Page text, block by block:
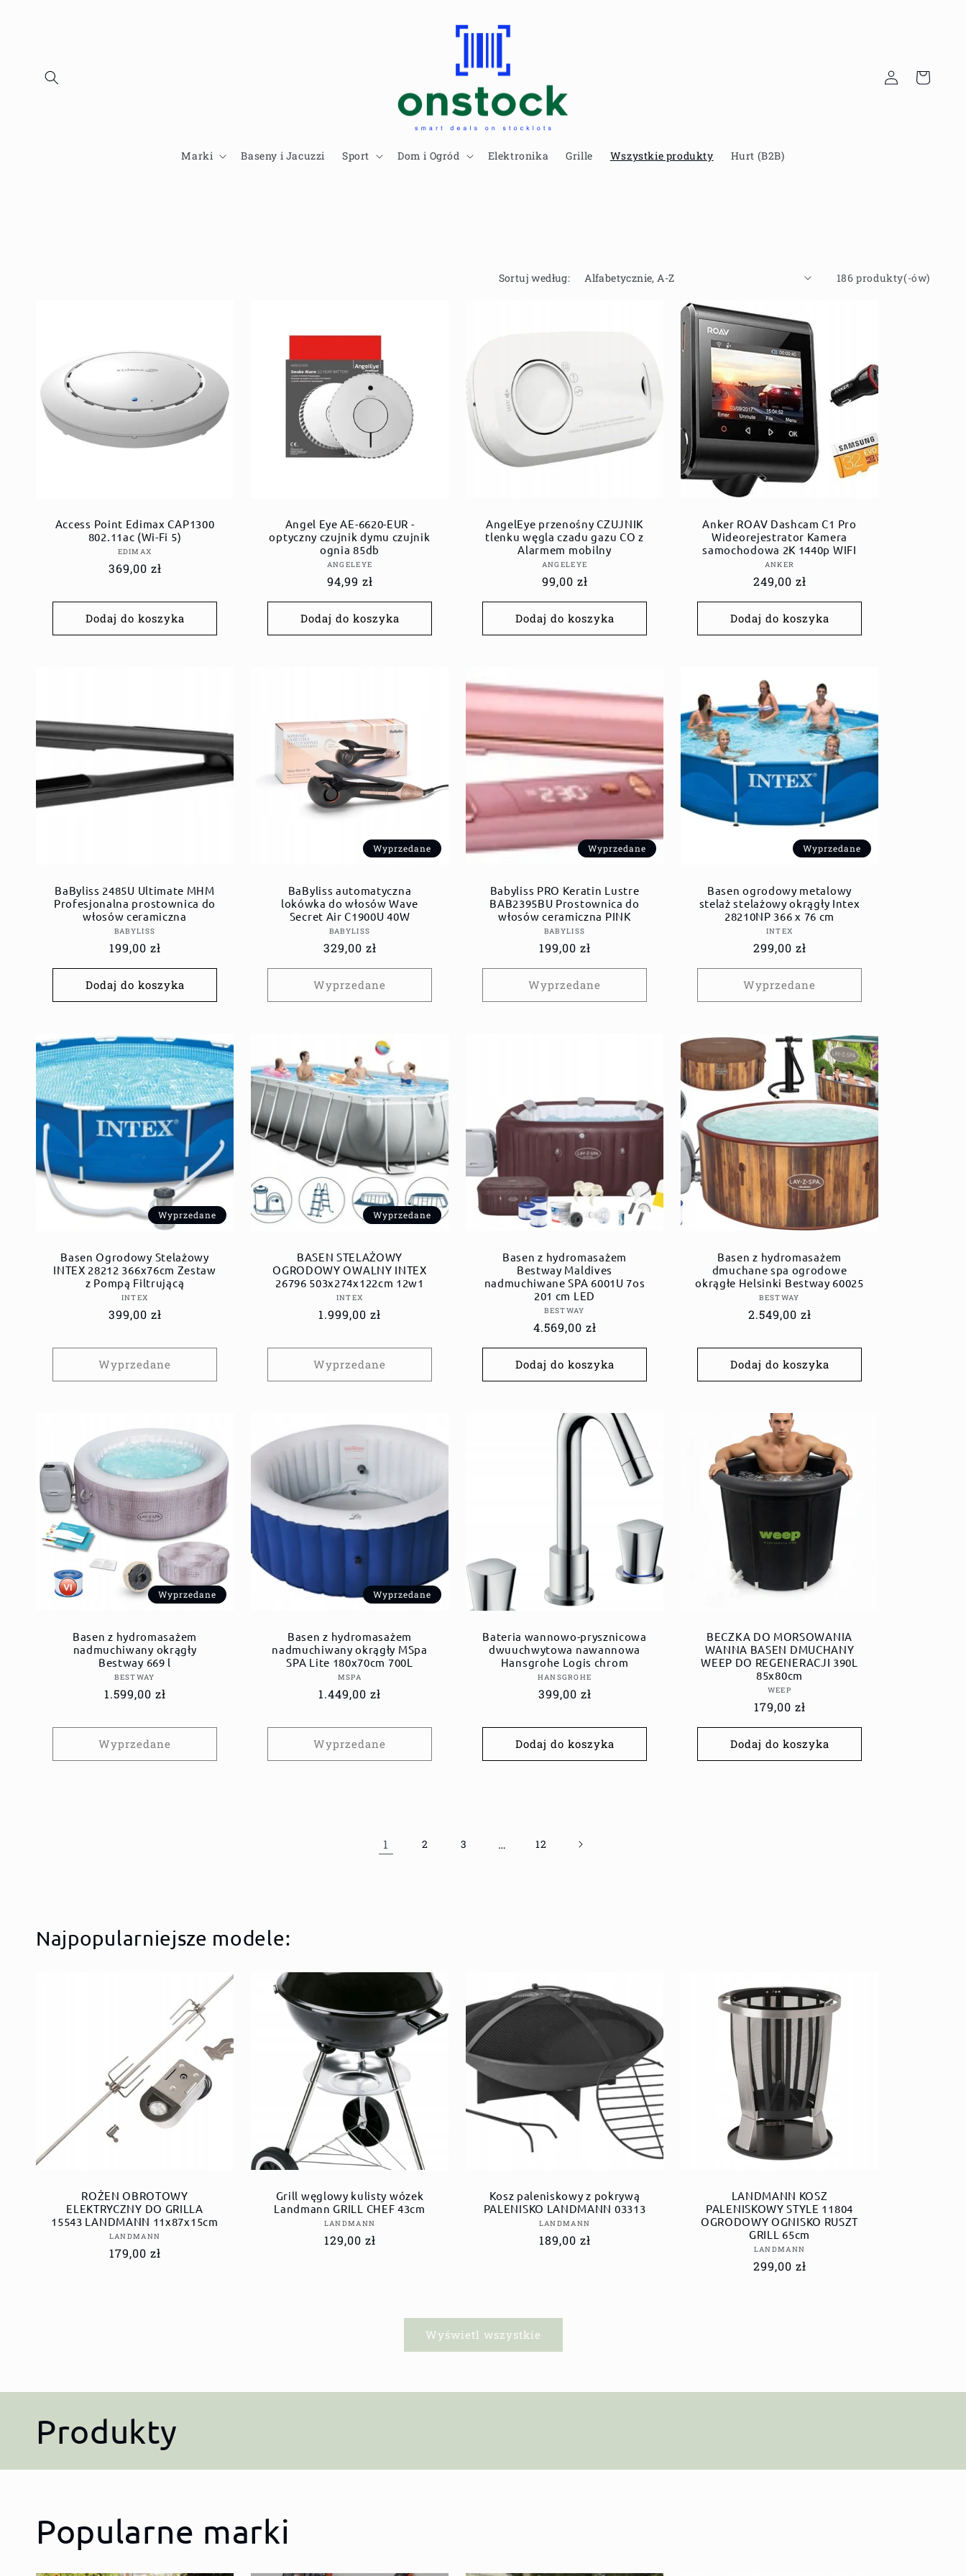
Marki Baseny i Jacuzzi Sport Dom i Ogród Elektronika Grille Wszystkie produkty Hurt (B2B)
Zaloguj
się
Koszyk
Sortuj według: 186 produkty(-ów)
Access Point Edimax CAP1300
802.11ac (Wi-Fi 5)
Dostawca:
EDIMAX
Cena
369,00 zł
Dodaj do koszyka
Angel Eye AE-6620-EUR -
optyczny czujnik dymu czujnik
ognia 85db
Dostawca:
ANGELEYE
Cena
94,99 zł
Dodaj do koszyka
AngelEye przenośny CZUJNIK
tlenku węgla czadu gazu CO z
Alarmem mobilny
Dostawca:
ANGELEYE
Cena
99,00 zł
Dodaj do koszyka
Anker ROAV Dashcam C1 Pro
Wideorejestrator Kamera
samochodowa 2K 1440p WIFI
Dostawca:
ANKER
Cena
249,00 zł
Dodaj do koszyka
BaByliss 2485U Ultimate MHM
Profesjonalna prostownica do
włosów ceramiczna
Dostawca:
BABYLISS
Cena
199,00 zł
Dodaj do koszyka
Wyprzedane
BaByliss automatyczna
lokówka do włosów Wave
Secret Air C1900U 40W
Dostawca:
BABYLISS
Cena
329,00 zł
Wyprzedane
Wyprzedane
Babyliss PRO Keratin Lustre
BAB2395BU Prostownica do
włosów ceramiczna PINK
Dostawca:
BABYLISS
Cena
199,00 zł
Wyprzedane
Wyprzedane
Basen ogrodowy metalowy
stelaż stelażowy okrągły Intex
28210NP 366 x 76 cm
Dostawca:
INTEX
Cena
299,00 zł
Wyprzedane
Wyprzedane
Basen Ogrodowy Stelażowy
INTEX 28212 366x76cm Zestaw
z Pompą Filtrującą
Dostawca:
INTEX
Cena
399,00 zł
Wyprzedane
Wyprzedane
BASEN STELAŻOWY
OGRODOWY OWALNY INTEX
26796 503x274x122cm 12w1
Dostawca:
INTEX
Cena
1.999,00 zł
Wyprzedane
Basen z hydromasażem
Bestway Maldives
nadmuchiwane SPA 6001U 7os
201 cm LED
Dostawca:
BESTWAY
Cena
4.569,00 zł
Dodaj do koszyka
Basen z hydromasażem
dmuchane spa ogrodowe
okrągłe Helsinki Bestway 60025
Dostawca:
BESTWAY
Cena
2.549,00 zł
Dodaj do koszyka
Wyprzedane
Basen z hydromasażem
nadmuchiwany okrągły
Bestway 669 l
Dostawca:
BESTWAY
Cena
1.599,00 zł
Wyprzedane
Wyprzedane
Basen z hydromasażem
nadmuchiwany okrągły MSpa
SPA Lite 180x70cm 700L
Dostawca:
MSPA
Cena
1.449,00 zł
Wyprzedane
Bateria wannowo-prysznicowa
dwuuchwytowa nawannowa
Hansgrohe Logis chrom
Dostawca:
HANSGROHE
Cena
399,00 zł
Dodaj do koszyka
BECZKA DO MORSOWANIA
WANNA BASEN DMUCHANY
WEEP DO REGENERACJI 390L
85x80cm
Dostawca:
WEEP
Cena
179,00 zł
Dodaj do koszyka
1 2 3 … 12
Najpopularniejsze modele:
ROŻEN OBROTOWY
ELEKTRYCZNY DO GRILLA
15543 LANDMANN 11x87x15cm
Dostawca:
LANDMANN
Cena
179,00 zł
Grill węglowy kulisty wózek
Landmann GRILL CHEF 43cm
Dostawca:
LANDMANN
Cena
129,00 zł
Kosz paleniskowy z pokrywą
PALENISKO LANDMANN 03313
Dostawca:
LANDMANN
Cena
189,00 zł
LANDMANN KOSZ
PALENISKOWY STYLE 11804
OGRODOWY OGNISKO RUSZT
GRILL 65cm
Dostawca:
LANDMANN
Cena
299,00 zł
Wyświetl wszystkie
K
o
l
e
Produkty
Popularne marki